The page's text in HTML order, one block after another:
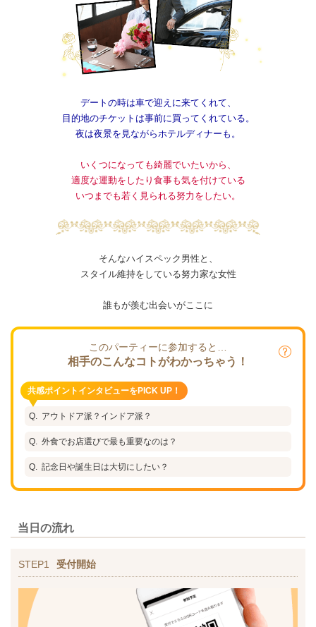
デートの時は車で迎えに来てくれて、
目的地のチケットは事前に買ってくれている。
夜は夜景を見ながらホテルディナーも。
いくつになっても綺麗でいたいから、
適度な運動をしたり食事も気を付けている
いつまでも若く見られる努力をしたい。
そんなハイスペック男性と、
スタイル維持をしている努力家な女性
誰もが羨む出会いがここに
このパーティーに参加すると…
相手のこんなコトがわかっちゃう！
共感ポイントインタビューをPICK UP！
アウトドア派？インドア派？
外食でお店選びで最も重要なのは？
記念日や誕生日は大切にしたい？
当日の流れ
STEP1 受付開始